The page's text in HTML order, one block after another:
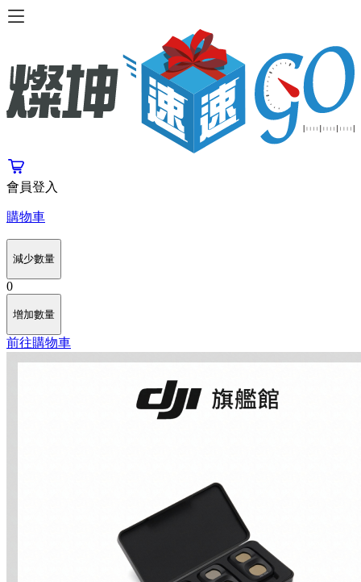
會員登入
購物車
減少數量
0
增加數量
前往購物車